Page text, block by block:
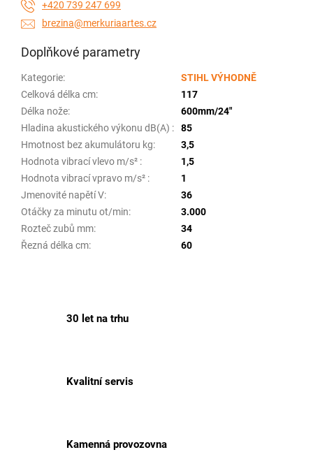
30 let na trhu
Kvalitní servis
Kamenná provozovna
+420 739 247 699
brezina@merkuriaartes.cz
Doplňkové parametry
Kategorie:
STIHL VÝHODNĚ
Celková délka cm:
117
Délka nože:
600mm/24"
Hladina akustického výkonu dB(A) :
85
Hmotnost bez akumulátoru kg:
3,5
Hodnota vibrací vlevo m/s² :
1,5
Hodnota vibrací vpravo m/s² :
1
Jmenovité napětí V:
36
Otáčky za minutu ot/min:
3.000
Rozteč zubů mm:
34
Řezná délka cm: 60